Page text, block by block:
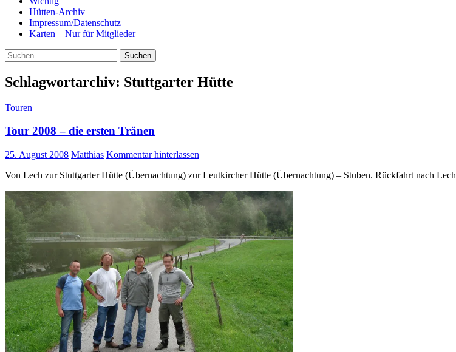
Hütten-Archiv
Impressum/Datenschutz
Karten – Nur für Mitglieder
Suchen
nach:
Schlagwortarchiv: Stuttgarter Hütte
Touren
Tour 2008 – die ersten Tränen
25. August 2008 Matthias Kommentar hinterlassen
Von Lech zur Stuttgarter Hütte (Übernachtung) zur Leutkircher Hütte (Übernachtung) – Stuben. Rückfahrt nach Lech